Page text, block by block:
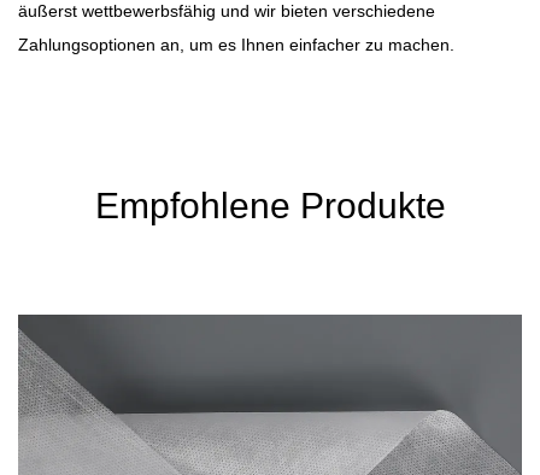
äußerst wettbewerbsfähig und wir bieten verschiedene
Zahlungsoptionen an, um es Ihnen einfacher zu machen.
Empfohlene Produkte